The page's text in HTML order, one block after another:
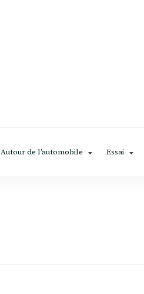
Autour de l’automobile Essai